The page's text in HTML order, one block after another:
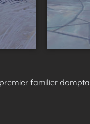
premier familier